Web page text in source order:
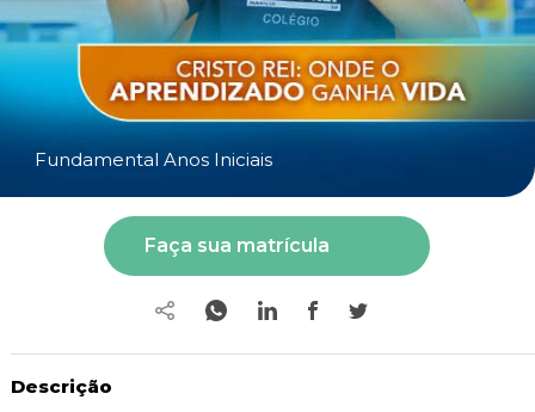
Fundamental Anos Iniciais
Faça sua matrícula
Descrição